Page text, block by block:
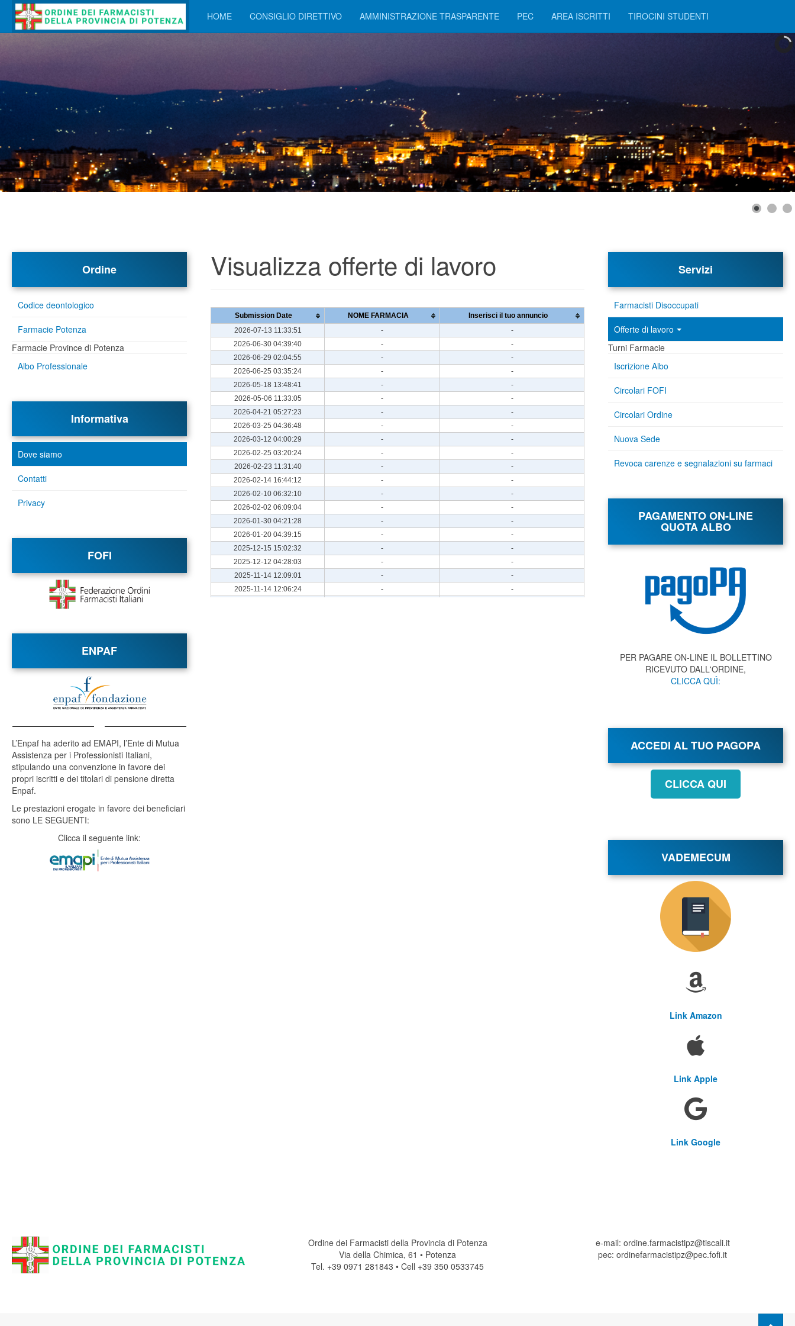
HOME CONSIGLIO DIRETTIVO AMMINISTRAZIONE TRASPARENTE PEC AREA ISCRITTI TIROCINI STUDENTI
Visualizza offerte di lavoro
Ordine
Codice deontologico
Farmacie Potenza
Farmacie Province di Potenza
Albo Professionale
Informativa
Dove siamo
Contatti
Privacy
FOFI
ENPAF
L’Enpaf ha aderito ad EMAPI, l’Ente di Mutua
Assistenza per i Professionisti Italiani,
stipulando una convenzione in favore dei
propri iscritti e dei titolari di pensione diretta
Enpaf.
Le prestazioni erogate in favore dei beneficiari
sono LE SEGUENTI:
Clicca il seguente link:
Servizi
Farmacisti Disoccupati
Offerte di lavoro
Turni Farmacie
Iscrizione Albo
Circolari FOFI
Circolari Ordine
Nuova Sede
Revoca carenze e segnalazioni su farmaci
PAGAMENTO ON-LINE
QUOTA ALBO
PER PAGARE ON-LINE IL BOLLETTINO
RICEVUTO DALL'ORDINE,
CLICCA QUÌ:
ACCEDI AL TUO PAGOPA
CLICCA QUI
VADEMECUM
Link Amazon
Link Apple
Link Google
Ordine dei Farmacisti della Provincia di Potenza
Via della Chimica, 61 • Potenza
Tel. +39 0971 281843 • Cell +39 350 0533745
e-mail: ordine.farmacistipz@tiscali.it
pec: ordinefarmacistipz@pec.fofi.it